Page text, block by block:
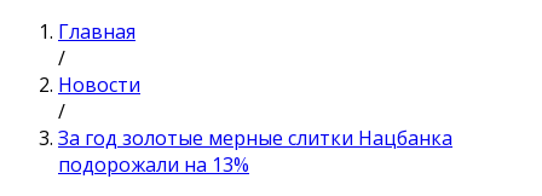
Главная
/
Новости
/
За год золотые мерные слитки Нацбанка
подорожали на 13%